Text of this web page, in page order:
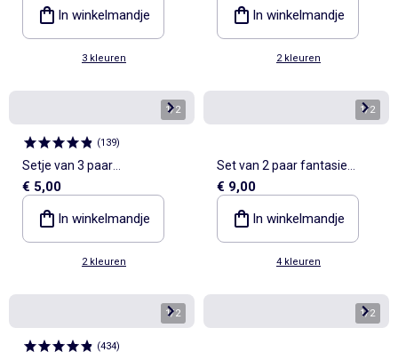
In winkelmandje
3 kleuren
In winkelmandje
2 kleuren
1/2
(139)
Setje van 3 paar
geboortesokken
€ 5,00
In winkelmandje
2 kleuren
1/2
Set van 2 paar fantasie
panty's
€ 9,00
In winkelmandje
4 kleuren
1/2
(434)
1/2